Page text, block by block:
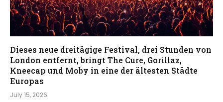
Dieses neue dreitägige Festival, drei Stunden von
London entfernt, bringt The Cure, Gorillaz,
Kneecap und Moby in eine der ältesten Städte
Europas
July 15, 2026